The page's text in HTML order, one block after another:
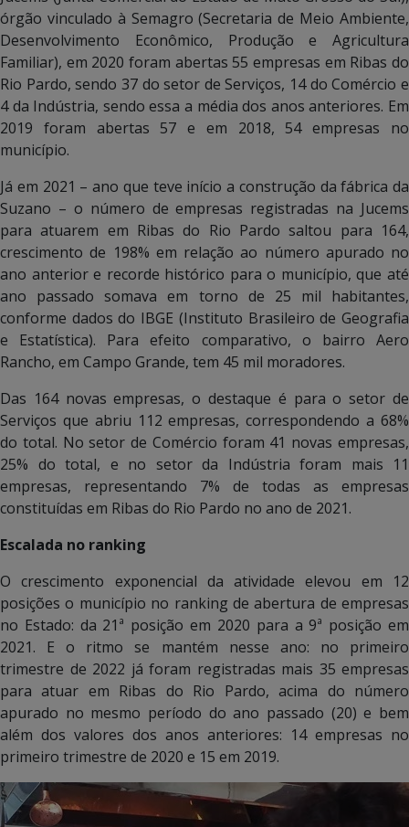
órgão vinculado à Semagro (Secretaria de Meio Ambiente,
Desenvolvimento Econômico, Produção e Agricultura
Familiar), em 2020 foram abertas 55 empresas em Ribas do
Rio Pardo, sendo 37 do setor de Serviços, 14 do Comércio e
4 da Indústria, sendo essa a média dos anos anteriores. Em
2019 foram abertas 57 e em 2018, 54 empresas no
município.
Já em 2021 – ano que teve início a construção da fábrica da
Suzano – o número de empresas registradas na Jucems
para atuarem em Ribas do Rio Pardo saltou para 164,
crescimento de 198% em relação ao número apurado no
ano anterior e recorde histórico para o município, que até
ano passado somava em torno de 25 mil habitantes,
conforme dados do IBGE (Instituto Brasileiro de Geografia
e Estatística). Para efeito comparativo, o bairro Aero
Rancho, em Campo Grande, tem 45 mil moradores.
Das 164 novas empresas, o destaque é para o setor de
Serviços que abriu 112 empresas, correspondendo a 68%
do total. No setor de Comércio foram 41 novas empresas,
25% do total, e no setor da Indústria foram mais 11
empresas, representando 7% de todas as empresas
constituídas em Ribas do Rio Pardo no ano de 2021.
Escalada no ranking
O crescimento exponencial da atividade elevou em 12
posições o município no ranking de abertura de empresas
no Estado: da 21ª posição em 2020 para a 9ª posição em
2021. E o ritmo se mantém nesse ano: no primeiro
trimestre de 2022 já foram registradas mais 35 empresas
para atuar em Ribas do Rio Pardo, acima do número
apurado no mesmo período do ano passado (20) e bem
além dos valores dos anos anteriores: 14 empresas no
primeiro trimestre de 2020 e 15 em 2019.